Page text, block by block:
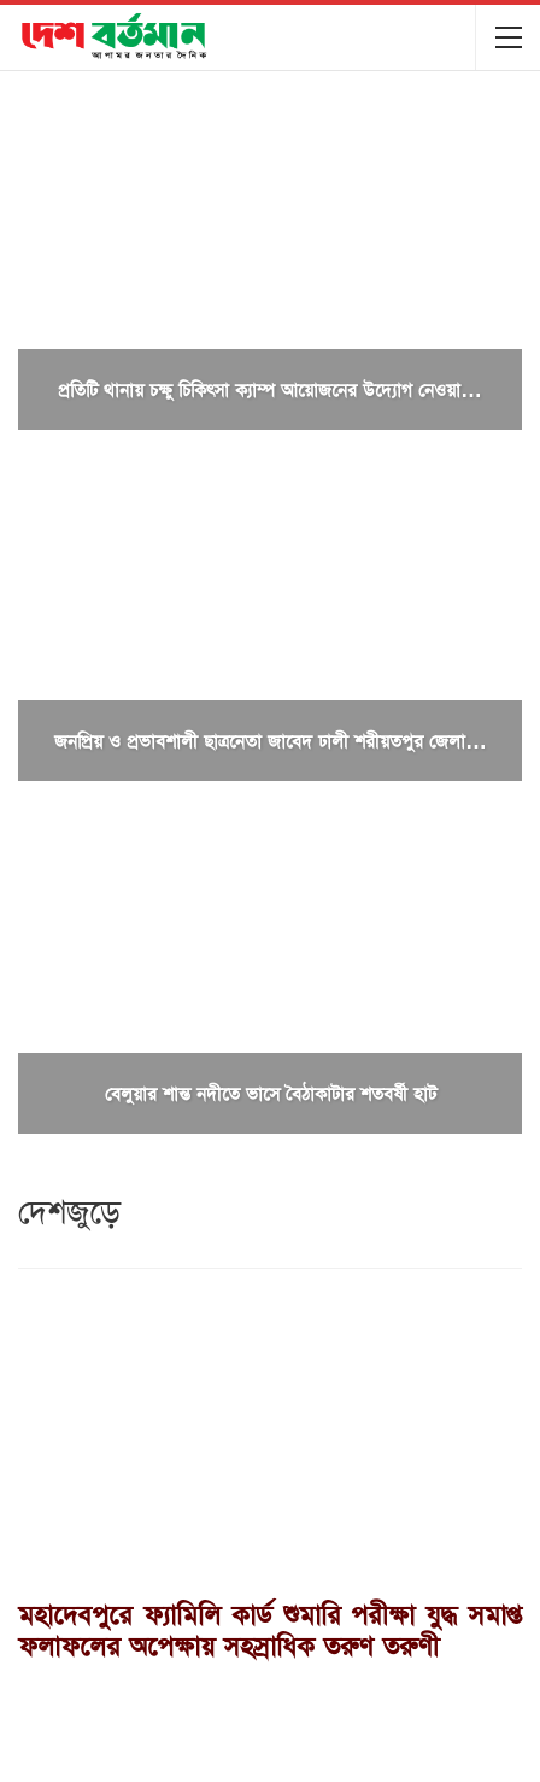
প্রতিটি থানায় চক্ষু চিকিৎসা ক্যাম্প আয়োজনের উদ্যোগ নেওয়া…
জনপ্রিয় ও প্রভাবশালী ছাত্রনেতা জাবেদ ঢালী শরীয়তপুর জেলা…
বেলুয়ার শান্ত নদীতে ভাসে বৈঠাকাটার শতবর্ষী হাট
দেশজুড়ে
মহাদেবপুরে ফ্যামিলি কার্ড শুমারি পরীক্ষা যুদ্ধ সমাপ্ত
ফলাফলের অপেক্ষায় সহস্রাধিক তরুণ তরুণী